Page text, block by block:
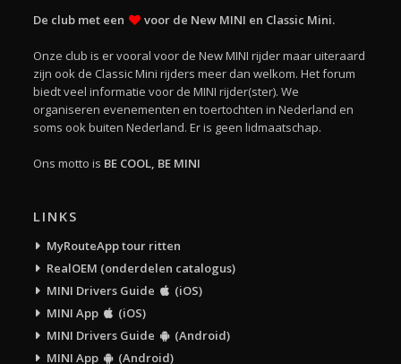
De club met een voor de New MINI en Classic Mini.
Onze club is er vooral voor de New MINI rijder maar uiteraard
zijn ook de Classic Mini rijders meer dan welkom. Het forum
biedt veel informatie voor de MINI rijder(ster). We
organiseren evenementen en toertochten in Nederland en
soms ook buiten Nederland. Er is geen lidmaatschap.
Ons motto is BE COOL, BE MINI
LINKS
MyRouteApp tour ritten
RealOEM (onderdelen catalogus)
MINI Drivers Guide
(iOS)
MINI App
(iOS)
MINI Drivers Guide
(Android)
MINI App
(Android)